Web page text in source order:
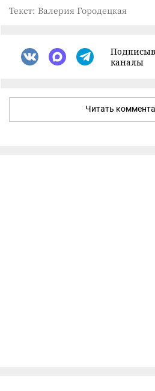
Текст: Валерия Городецкая
каналы
Читать